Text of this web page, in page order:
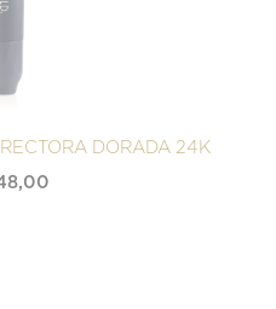
DORADA 24K